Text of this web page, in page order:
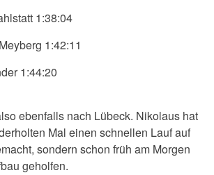
1:38:04
1:42:11
1:44:20
ebenfalls nach Lübeck. Nikolaus hat
Mal einen schnellen Lauf auf
sondern schon früh am Morgen
geholfen.